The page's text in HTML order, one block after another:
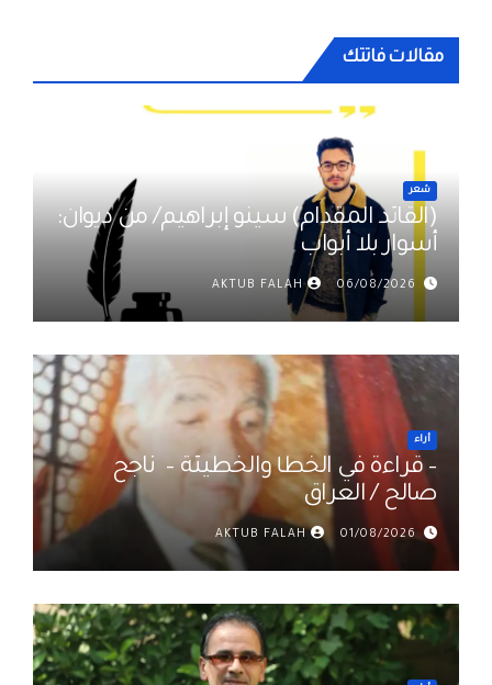
مقالات فاتتك
شعر
(القائد المقدام) سينو إبراهيم/ من ديوان:
أسوار بلا أبواب
06/08/2026
AKTUB FALAH
أراء
– قراءة في الخطأ والخطيئة – ناجح
صالح / العراق
01/08/2026
AKTUB FALAH